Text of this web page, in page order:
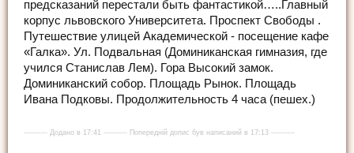
предсказаний перестали быть фантастикой…..Главный
корпус львовского Университета. Проспект Свободы .
Путешествие улицей Академической - посещение кафе
«Галка». Ул. Подвальная (Доминиканская гимназия, где
учился Станислав Лем). Гора Высокий замок.
Доминиканский собор. Площадь Рынок. Площадь
Ивана Подковы. Продолжительность 4 часа (пешех.)
---------- Додано в 17:41 ---------- Попередній допис був написаний в 17:13 ----------